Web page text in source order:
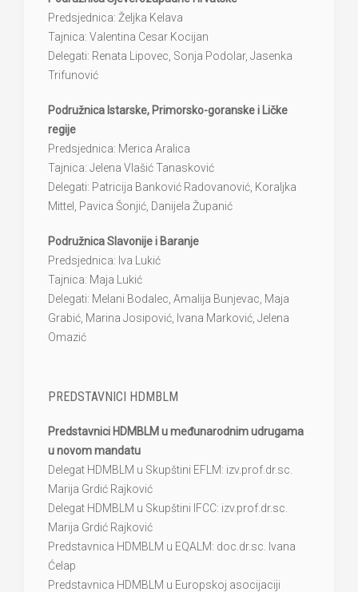
Predsjednica: Željka Kelava
Tajnica: Valentina Cesar Kocijan
Delegati: Renata Lipovec, Sonja Podolar, Jasenka
Trifunović
Podružnica Istarske, Primorsko-goranske i Ličke
regije
Predsjednica: Merica Aralica
Tajnica: Jelena Vlašić Tanasković
Delegati: Patricija Banković Radovanović, Koraljka
Mittel, Pavica Šonjić, Danijela Županić
Podružnica Slavonije i Baranje
Predsjednica: Iva Lukić
Tajnica: Maja Lukić
Delegati: Melani Bodalec, Amalija Bunjevac, Maja
Grabić, Marina Josipović, Ivana Marković, Jelena
Omazić
PREDSTAVNICI HDMBLM
Predstavnici HDMBLM u međunarodnim udrugama
u novom mandatu
Delegat HDMBLM u Skupštini EFLM: izv.prof.dr.sc.
Marija Grdić Rajković
Delegat HDMBLM u Skupštini IFCC: izv.prof.dr.sc.
Marija Grdić Rajković
Predstavnica HDMBLM u EQALM: doc.dr.sc. Ivana
Ćelap
Predstavnica HDMBLM u Europskoj asocijaciji